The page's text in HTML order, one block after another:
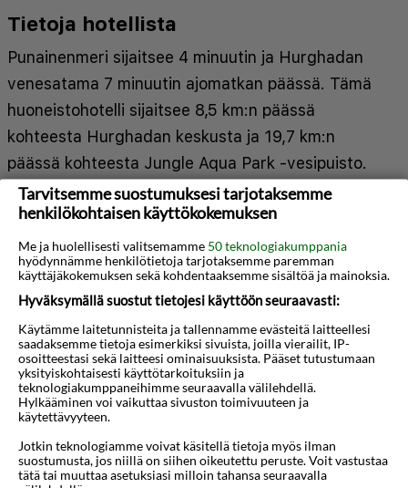
Tietoja hotellista
Punainenmeri sijaitsee 4 minuutin ja Hurghadan
venesatama 7 minuutin ajomatkan päässä. Tämä
huoneistohotelli sijaitsee 8,5 km:n päässä
kohteesta Hurghadan keskusta ja 19,7 km:n
päässä kohteesta Jungle Aqua Park -vesipuisto.
Tässä majoituspaikassa on 32 yksilöllisesti
sisustettua huonetta, joiden varusteluun kuuluu
muun muassa minibaari ja LCD-televisio.
Mukavuuksiin kuuluu satelliittikanavat sekä
ilmainen langaton internetyhteys. Kylpyhuoneesta
löytyy suihku, ilmaiset hygieniatuotteet ja
hiustenkuivaaja. Huone siivotaan päivittäin.
Huoneissa on pyykinpesukone ja silitysrauta/-
lauta. Käytössäsi on business center,
kuivapesula-/pesulapalvelut ja ympäri
vuorokauden auki oleva vastaanotto. Käytössäsi
on kuljetukset lentokentältä majoituspaikkaan
Näytä lisää
Kartta
Tarvitsemme suostumuksesi tarjotaksemme
henkilökohtaisen käyttökokemuksen
Me ja huolellisesti valitsemamme 50 teknologiakumppania
hyödynnämme henkilötietoja tarjotaksemme paremman
käyttäjäkokemuksen sekä kohdentaaksemme sisältöä ja mainoksia.
Hyväksymällä suostut tietojesi käyttöön seuraavasti:
Käytämme laitetunnisteita ja tallennamme evästeitä laitteellesi
saadaksemme tietoja esimerkiksi sivuista, joilla vierailit, IP-
osoitteestasi sekä laitteesi ominaisuuksista. Pääset tutustumaan
yksityiskohtaisesti käyttötarkoituksiin ja
teknologiakumppaneihimme seuraavalla välilehdellä.
Hylkääminen voi vaikuttaa sivuston toimivuuteen ja
käytettävyyteen.
Jotkin teknologiamme voivat käsitellä tietoja myös ilman
suostumusta, jos niillä on siihen oikeutettu peruste. Voit vastustaa
tätä tai muuttaa asetuksiasi milloin tahansa seuraavalla